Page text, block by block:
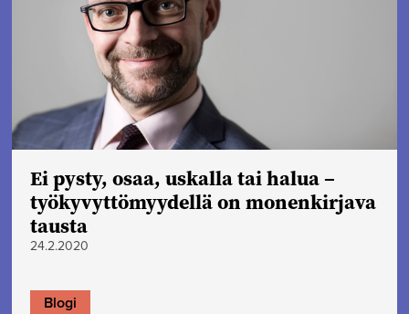
Ei pysty, osaa, uskalla tai halua –
työkyvyttömyydellä on monenkirjava
tausta
24.2.2020
Blogi